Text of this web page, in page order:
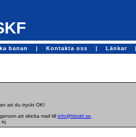
banan | Kontakta oss | Länkar |
att du tryckt OK!
att skicka mail till info@bbskf.se